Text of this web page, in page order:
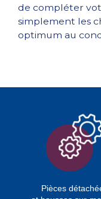
de compléter
simplement les
optimum au
Pièces